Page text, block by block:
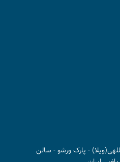
- پارک ورشو - سالن